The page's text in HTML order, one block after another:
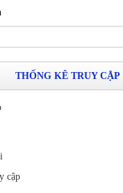
THỐNG KÊ TRUY CẬP
cập